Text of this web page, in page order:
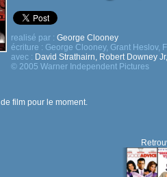
realisé par : George Clooney
écriture : George Clooney, Grant Heslov,
avec : David Strathairn, Robert Downey Jr,
© 2005 Warner Independent Pictures
film pour le moment.